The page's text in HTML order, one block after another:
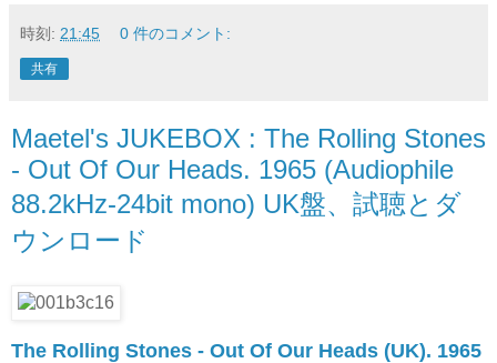
時刻: 21:45 0 件のコメント:
共有
Maetel's JUKEBOX : The Rolling Stones
- Out Of Our Heads. 1965 (Audiophile
88.2kHz-24bit mono) UK盤、試聴とダ
ウンロード
The Rolling Stones - Out Of Our Heads (UK). 1965